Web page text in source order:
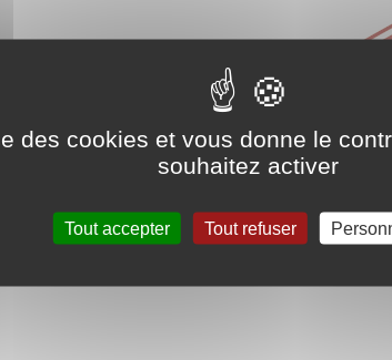
des cookies et vous donne le
souhaitez activer
Tout accepter Tout refuser